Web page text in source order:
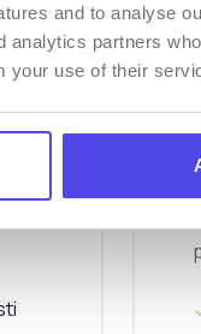
and to analyse
analytics partners
your use of their